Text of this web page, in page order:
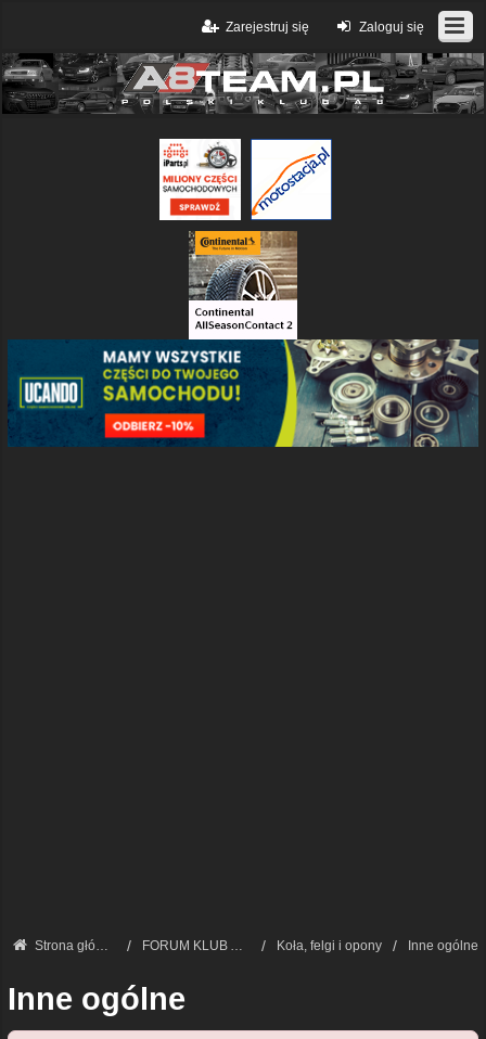
Zaloguj się
Zarejestruj się
Strona główna FORUM KLUB AUDI A8 - FORUM TECHNICZNE Koła, felgi i opony Inne ogólne
Inne ogólne